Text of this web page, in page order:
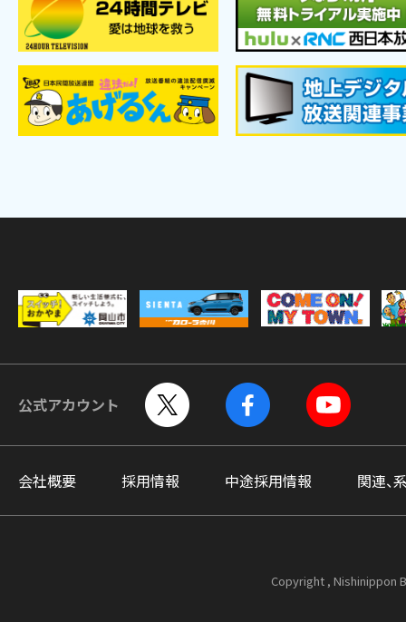
公式アカウント
会社概要 採用情報 中途採用情報 関連、
Copyright , Nishinippon